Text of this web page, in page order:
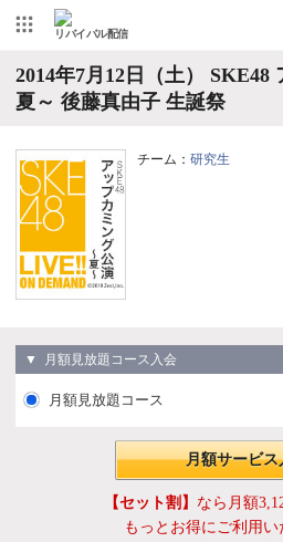
リバイバル配信
2014年7月12日（土） SKE48
夏～ 後藤真由子 生誕祭
チーム： 研究生
▼ 月額見放題コース入会
月額見放題コース
月額サービス
【セット割】 なら月額
もっとお得にご利用い